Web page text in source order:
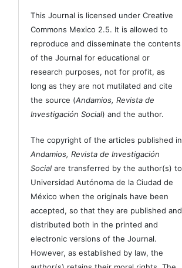
This Journal is licensed under Creative
Commons Mexico 2.5. It is allowed to
reproduce and disseminate the contents
of the Journal for educational or
research purposes, not for profit, as
long as they are not mutilated and cite
the source (Andamios, Revista de
Investigación Social) and the author.
The copyright of the articles published in
Andamios, Revista de Investigación
Social are transferred by the author(s) to
Universidad Autónoma de la Ciudad de
México when the originals have been
accepted, so that they are published and
distributed both in the printed and
electronic versions of the Journal.
However, as established by law, the